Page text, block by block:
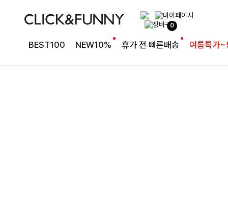
0
BEST100 NEW10% 휴가 전 빠른배송 여름특가
완성도 높은 원피스SET
특스트라이프 링클원피스+스트링자켓SET